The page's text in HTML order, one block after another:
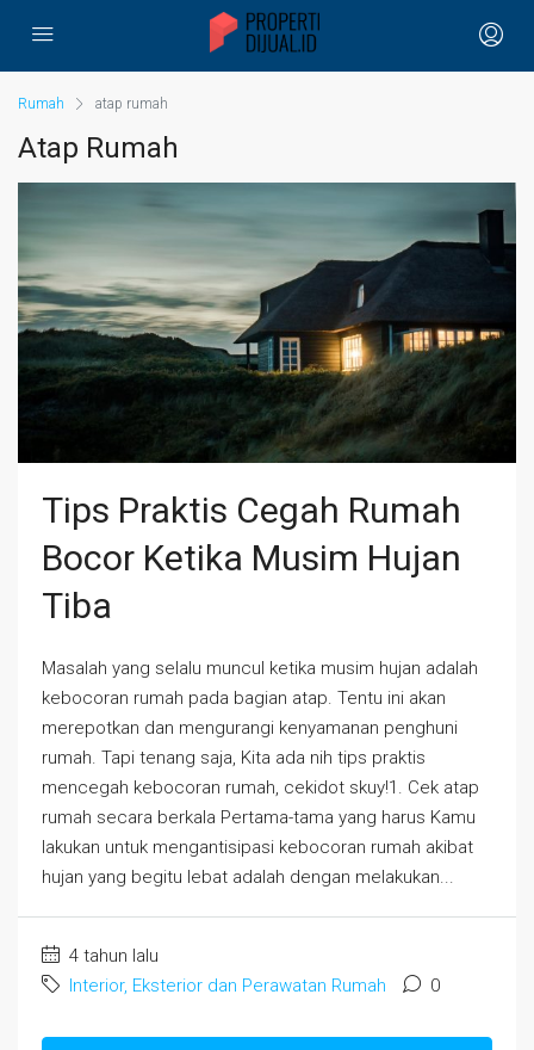
Rumah atap rumah
Atap Rumah
Tips Praktis Cegah Rumah
Bocor Ketika Musim Hujan
Tiba
Masalah yang selalu muncul ketika musim hujan adalah
kebocoran rumah pada bagian atap. Tentu ini akan
merepotkan dan mengurangi kenyamanan penghuni
rumah. Tapi tenang saja, Kita ada nih tips praktis
mencegah kebocoran rumah, cekidot skuy!1. Cek atap
rumah secara berkala Pertama-tama yang harus Kamu
lakukan untuk mengantisipasi kebocoran rumah akibat
hujan yang begitu lebat adalah dengan melakukan...
4 tahun lalu
Interior, Eksterior dan Perawatan Rumah
0